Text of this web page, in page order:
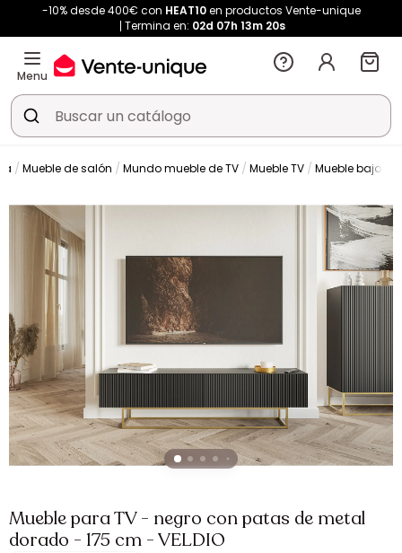
-10% desde 400€ con HEAT10en productos Vente-unique
Termina en: 02d 07h 13m 20s
Menu
Mueble de salón Mundo mueble de TV Mueble TV Mueble bajo de
Mueble para TV - negro con patas de metal
dorado - 175 cm - VELDIO